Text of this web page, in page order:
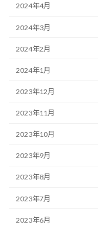
2024年4月
2024年3月
2024年2月
2024年1月
2023年12月
2023年11月
2023年10月
2023年9月
2023年8月
2023年7月
2023年6月